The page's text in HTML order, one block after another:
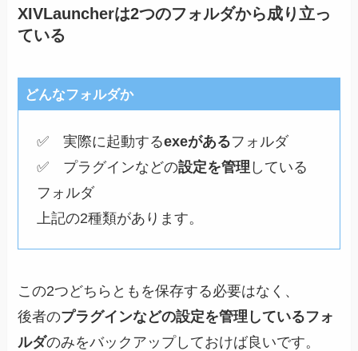
XIVLauncherは2つのフォルダから成り立っ
ている
どんなフォルダか
✅ 実際に起動するexeがあるフォルダ
✅ プラグインなどの設定を管理 している
フォルダ
上記の2種類があります。
この2つどちらともを保存する必要はなく、
後者のプラグインなどの設定を管理しているフォ
ルダのみをバックアップしておけば良いです。